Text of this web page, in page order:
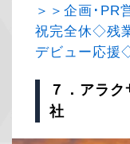
＞＞企画･PR
祝完全休◇残
デビュー応援
７．アラ
社